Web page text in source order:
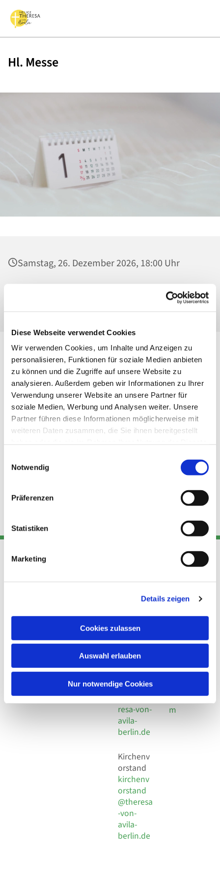
Diese Webseite verwendet Cookies
Wir verwenden Cookies, um Inhalte und Anzeigen zu
personalisieren, Funktionen für soziale Medien anbieten
zu können und die Zugriffe auf unsere Website zu
analysieren. Außerdem geben wir Informationen zu Ihrer
Verwendung unserer Website an unsere Partner für
soziale Medien, Werbung und Analysen weiter. Unsere
Partner führen diese Informationen möglicherweise mit
weiteren Daten zusammen, die Sie ihnen bereitgestellt
Notwendig
Präferenzen
Statistiken
Marketing
Details zeigen
Cookies zulassen
Auswahl erlauben
Nur notwendige Cookies
Hl. Messe
Samstag, 26. Dezember 2026, 18:00 Uhr
Ahrensfelder Chaussee 79-81, 13057 Berlin
Adresse
Kirchengemeinde Pfarrei
Hl. Theresa von Avila Berlin
Leitender Pfarrer - Norbert
Behaimstr. 39
Kont
Telefon
+49 30
924 64 28
Fax +49
30 924 54
18
E-Mail
info@the
resa-von-
avila-
berlin.de
Kirchenv
orstand
kirchenv
orstand
@theresa
-von-
avila-
berlin.de
Links
Datensch
utz
Social
Impressu
m